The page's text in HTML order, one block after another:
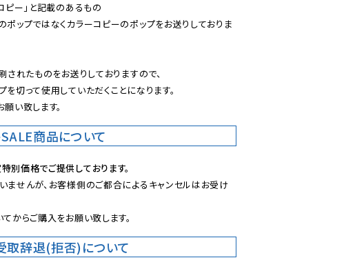
ピー」と記載のあるもの
ポップではなくカラーコピーのポップをお送りしておりま
されたものをお送りしておりますので、
切って使用していただくことになります。
い致します。
SALE商品について
別価格でご提供しております。
ませんが、お客様側のご都合によるキャンセルはお受け
からご購入をお願い致します。
取辞退(拒否)について